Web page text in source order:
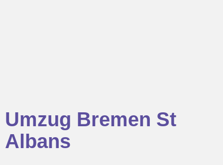
Umzug Bremen St
Albans